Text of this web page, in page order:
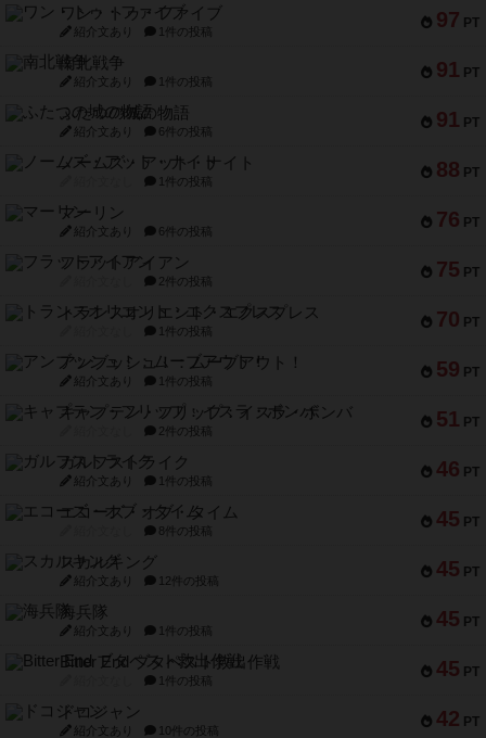
97 PT
ワン・トゥ・ファイブ
紹介文あり 1件の投稿
91 PT
南北戦争
紹介文あり 1件の投稿
91 PT
ふたつの城の物語
紹介文あり 6件の投稿
88 PT
ノームズ・アット・ナイト
1件の投稿
76 PT
マーリン
紹介文あり 6件の投稿
75 PT
フラットアイアン
2件の投稿
70 PT
トランスオリエント・エクスプレス
1件の投稿
59 PT
アンブッシュ！：ムーブアウト！
紹介文あり 1件の投稿
51 PT
キャプテン・フリップ：イスラ・ボンバ
2件の投稿
46 PT
ガルフストライク
紹介文あり 1件の投稿
45 PT
エコーズ・オブ・タイム
8件の投稿
45 PT
スカルキング
紹介文あり 12件の投稿
45 PT
海兵隊
紹介文あり 1件の投稿
45 PT
Bitter End ブタペスト救出作戦
1件の投稿
42 PT
ドコジャン
紹介文あり 10件の投稿